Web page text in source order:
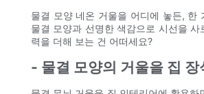
물결 모양 네온 거울을 어디에 놓든, 한
물결 모양과 선명한 색감으로 시선을
력을 더해 보는 건 어떠세요?
- 물결 모양의 거울을 집 장